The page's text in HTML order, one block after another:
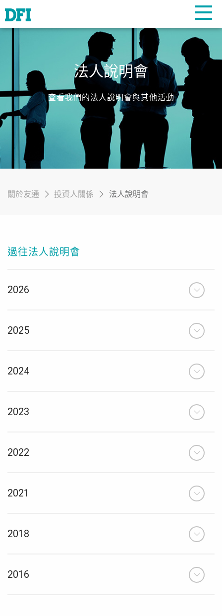
法人說明會
查看我們的法人說明會與其他活動
關於友通 投資人關係 法人說明會
過往法人說明會
2026
2025
2024
2023
2022
2021
2018
2016